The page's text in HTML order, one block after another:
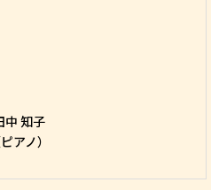
中 知子
ピアノ）